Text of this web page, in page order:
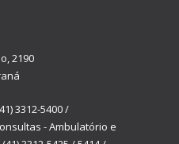
2190
3312-5400/
- Ambulatório e